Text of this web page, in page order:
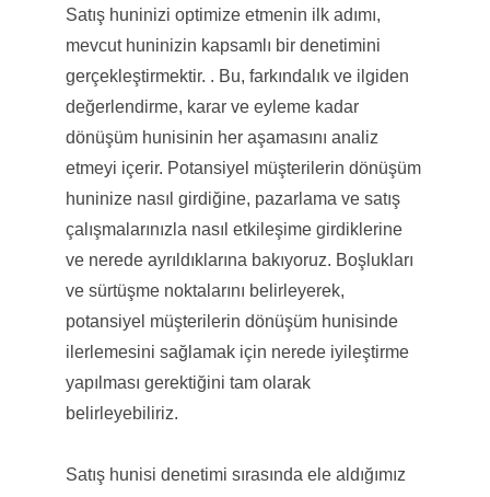
Satış huninizi optimize etmenin ilk adımı,
mevcut huninizin kapsamlı bir denetimini
gerçekleştirmektir. . Bu, farkındalık ve ilgiden
değerlendirme, karar ve eyleme kadar
dönüşüm hunisinin her aşamasını analiz
etmeyi içerir. Potansiyel müşterilerin dönüşüm
huninize nasıl girdiğine, pazarlama ve satış
çalışmalarınızla nasıl etkileşime girdiklerine
ve nerede ayrıldıklarına bakıyoruz. Boşlukları
ve sürtüşme noktalarını belirleyerek,
potansiyel müşterilerin dönüşüm hunisinde
ilerlemesini sağlamak için nerede iyileştirme
yapılması gerektiğini tam olarak
belirleyebiliriz.
Satış hunisi denetimi sırasında ele aldığımız